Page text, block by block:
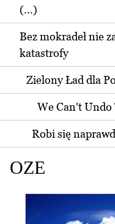
(...)
Bez mokradeł nie
katastrofy
Zielony Ład dla
We Can't Undo
Robi się
OZE